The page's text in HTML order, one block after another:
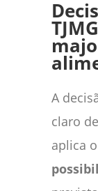
A
claro
aplica o